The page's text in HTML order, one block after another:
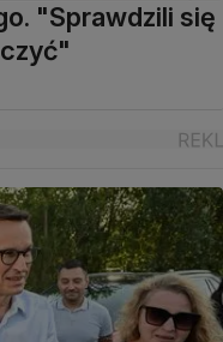
"Sprawdzili się